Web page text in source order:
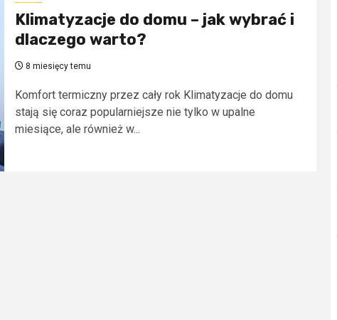
Klimatyzacje do domu – jak wybrać i
dlaczego warto?
8 miesięcy temu
Komfort termiczny przez cały rok Klimatyzacje do domu
stają się coraz popularniejsze nie tylko w upalne
miesiące, ale również w...